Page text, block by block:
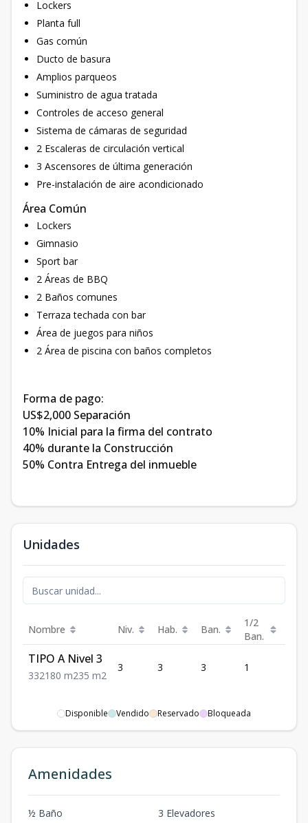
Lockers
Planta full
Gas común
Ducto de basura
Amplios parqueos
Suministro de agua tratada
Controles de acceso general
Sistema de cámaras de seguridad
2 Escaleras de circulación vertical
3 Ascensores de última generación
Pre-instalación de aire acondicionado
Área Común
Lockers
Gimnasio
Sport bar
2 Áreas de BBQ
2 Baños comunes
Terraza techada con bar
Área de juegos para niños
2 Área de piscina con baños completos
Forma de pago:
US$2,000 Separación
10% Inicial para la firma del contrato
40% durante la Construcción
50% Contra Entrega del inmueble
Unidades
Nombre Niv. Hab. Ban.
1/2
Ban.
TIPO A Nivel 3
332180 m235 m2
3 3 3 1
Disponible Vendido Reservado Bloqueada
Amenidades
½ Baño
3 Elevadores